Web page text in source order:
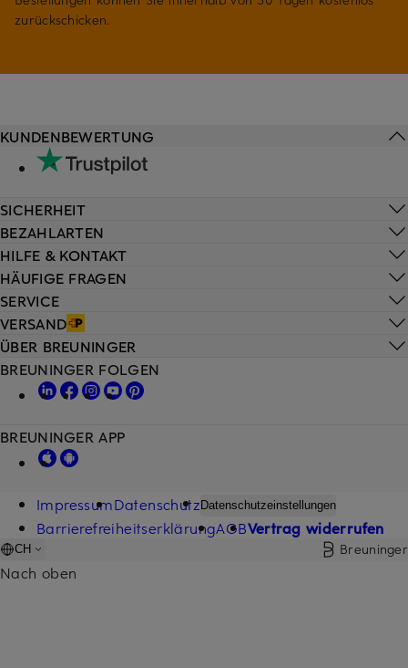
zurückschicken.
HILFE & KONTAKT
HÄUFIGE FRAGEN
SERVICE
VERSAND
KUNDENBEWERTUNG
SICHERHEIT
BEZAHLARTEN
ÜBER BREUNINGER
BREUNINGER FOLGEN
BREUNINGER APP
ImpressumDatenschutz Datenschutzeinstellungen
BarrierefreiheitserklärungAGBVertrag widerrufen
CH Breuninger
Nach oben